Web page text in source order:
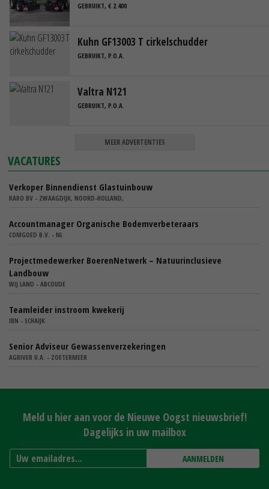
GEBRUIKT, € 2.400
Kuhn GF13003 T cirkelschudder
GEBRUIKT, P.O.A.
Valtra N121
GEBRUIKT, P.O.A.
MEER ADVERTENTIES
VACATURES
Verkoper Binnendienst Glastuinbouw
KARO BV - ZWAAGDIJK, NOORD-HOLLAND,
Accountmanager Organische Bodemverbeteraars
COMGOED B.V. - NL
Projectmedewerker BoerenNetwerk – Natuurinclusieve
Landbouw
WIJ.LAND - ABCOUDE
Teamleider instroom kwekerij
IBN - SCHAIJK
Senior Adviseur Gewassenverzekeringen
AGRIVER U.A. - ZOETERMEER
Meld u hier aan voor de Nieuwe Oogst nieuwsbrief!
Dagelijks in uw mailbox
AANMELDEN